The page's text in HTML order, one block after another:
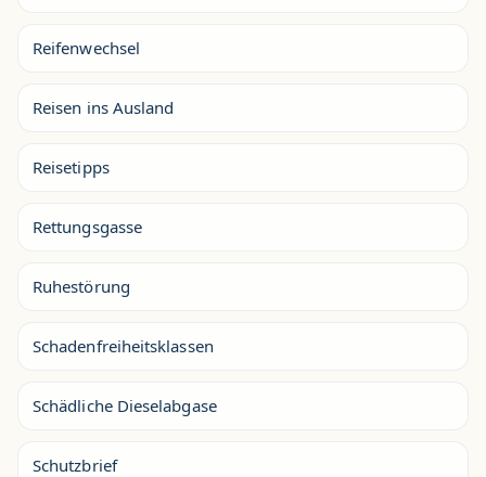
Reifenwechsel
Reisen ins Ausland
Reisetipps
Rettungsgasse
Ruhestörung
Schadenfreiheitsklassen
Schädliche Dieselabgase
Schutzbrief